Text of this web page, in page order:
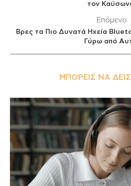
τον
Επόμενο
Βρες τα Πιο Δυνατά Ηχεία
Γύρω από
ΜΠΟΡΕΊΣ ΝΑ